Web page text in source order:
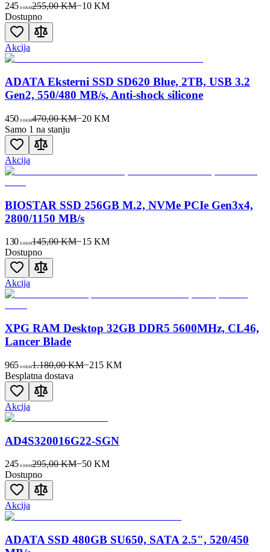
245 00KM255,00 KM−10 KM
Dostupno
Akcija
ADATA Eksterni SSD SD620 Blue, 2TB, USB 3.2
Gen2, 550/480 MB/s, Anti-shock silicone
450 00KM470,00 KM−20 KM
Samo 1 na stanju
Akcija
BIOSTAR SSD 256GB M.2, NVMe PCIe Gen3x4,
2800/1150 MB/s
130 00KM145,00 KM−15 KM
Dostupno
Akcija
XPG RAM Desktop 32GB DDR5 5600MHz, CL46,
Lancer Blade
965 00KM1.180,00 KM−215 KM
Besplatna dostava
Akcija
AD4S320016G22-SGN
245 00KM295,00 KM−50 KM
Dostupno
Akcija
ADATA SSD 480GB SU650, SATA 2.5", 520/450